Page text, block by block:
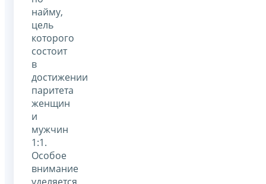
найму,
цель
которого
состоит
в
достижении
паритета
женщин
и
мужчин
1:1.
Особое
внимание
уделяется